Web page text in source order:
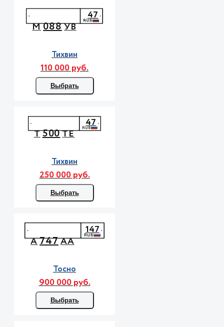
М088УВ
47
Тихвин
110 000 руб.
Выбрать
Т500ТЕ
47
Тихвин
250 000 руб.
Выбрать
А747АА
147
Тосно
900 000 руб.
Выбрать